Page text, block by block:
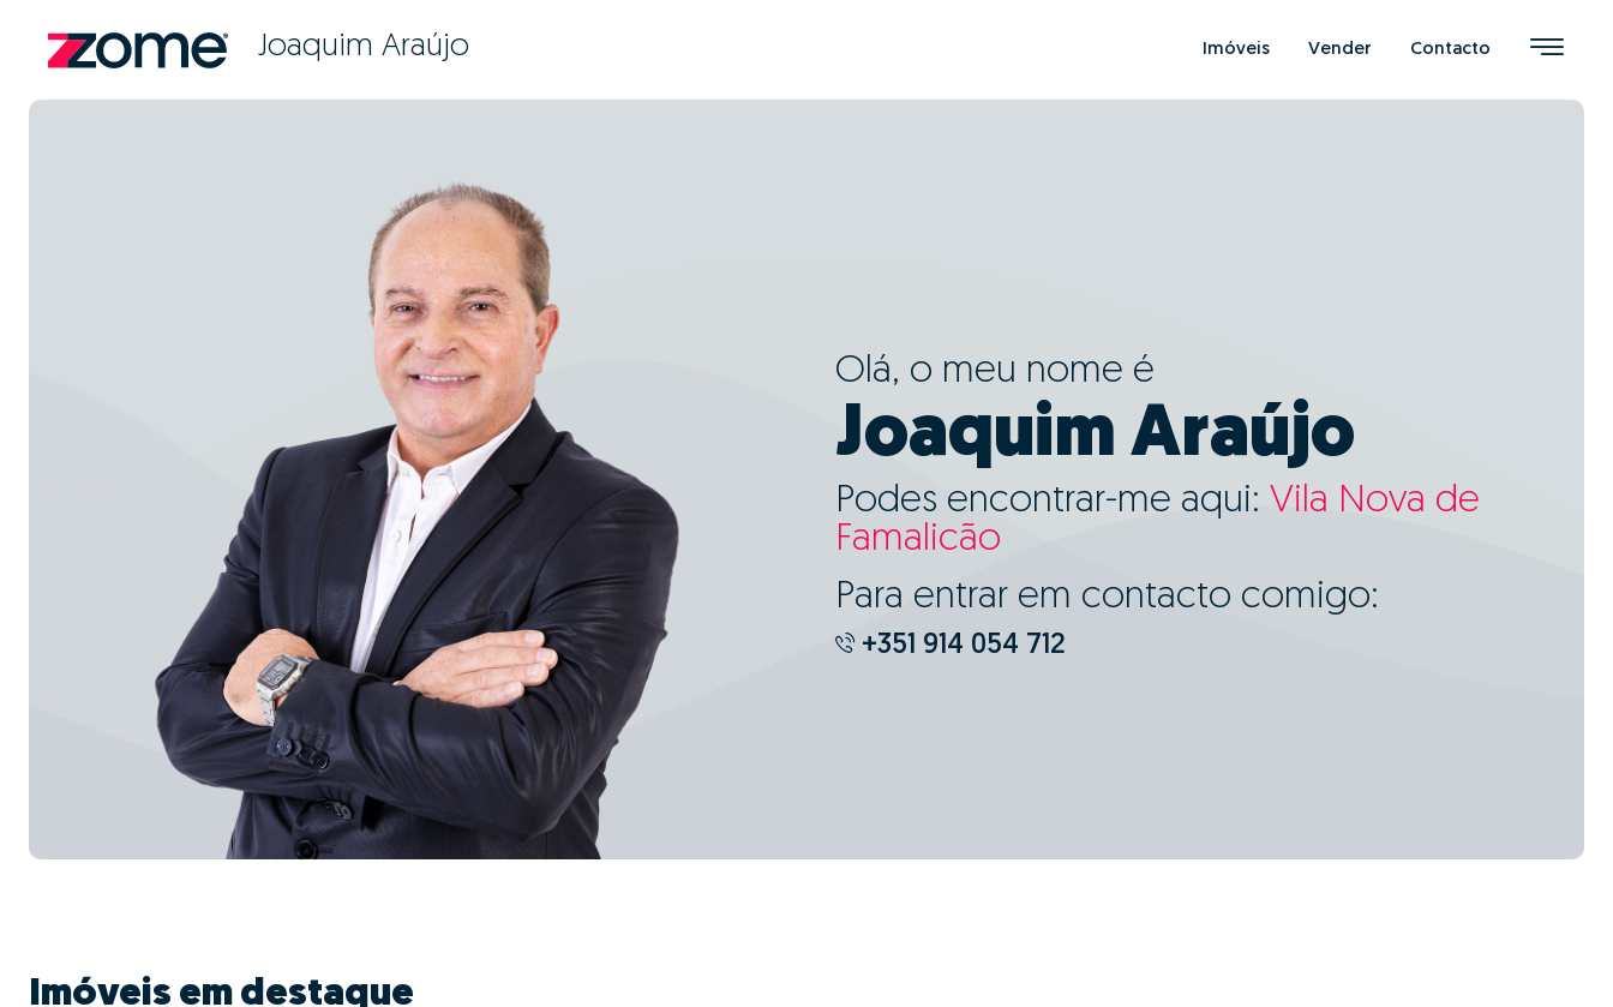
Joaquim Araújo Imóveis Vender Contacto
Olá, o meu nome é
Joaquim Araújo
Podes encontrar-me aqui: Vila Nova de
Famalicão
Para entrar em contacto comigo:
+351 914 054 712
Imóveis em destaque